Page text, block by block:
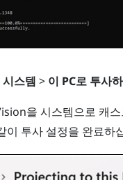
시스템 > 이 PC로 투사
을 시스템으로 캐
이 투사 설정을 완료하